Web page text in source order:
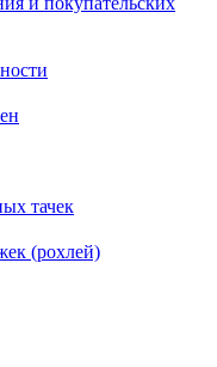
тачек
(рохлей)